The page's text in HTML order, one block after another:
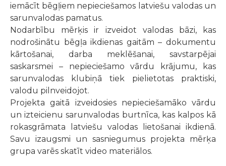
iemācīt bēgļiem nepieciešamos latviešu valodas un
sarunvalodas pamatus.
Nodarbību mērķis ir izveidot valodas bāzi, kas
nodrošinātu bēgļa ikdienas gaitām – dokumentu
kārtošanai, darba meklēšanai, savstarpējai
saskarsmei – nepieciešamo vārdu krājumu, kas
sarunvalodas klubiņā tiek pielietotas praktiski,
valodu pilnveidojot.
Projekta gaitā izveidosies nepieciešamāko vārdu
un izteicienu sarunvalodas burtnīca, kas kalpos kā
rokasgrāmata latviešu valodas lietošanai ikdienā.
Savu izaugsmi un sasniegumus projekta mērķa
grupa varēs skatīt video materiālos.